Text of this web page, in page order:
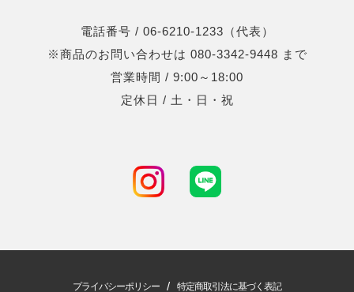
電話番号 / 06-6210-1233（代表）
※商品のお問い合わせは 080-3342-9448 まで
営業時間 / 9:00～18:00
定休日 / 土・日・祝
プライバシーポリシー / 特定商取引法に基づく表記